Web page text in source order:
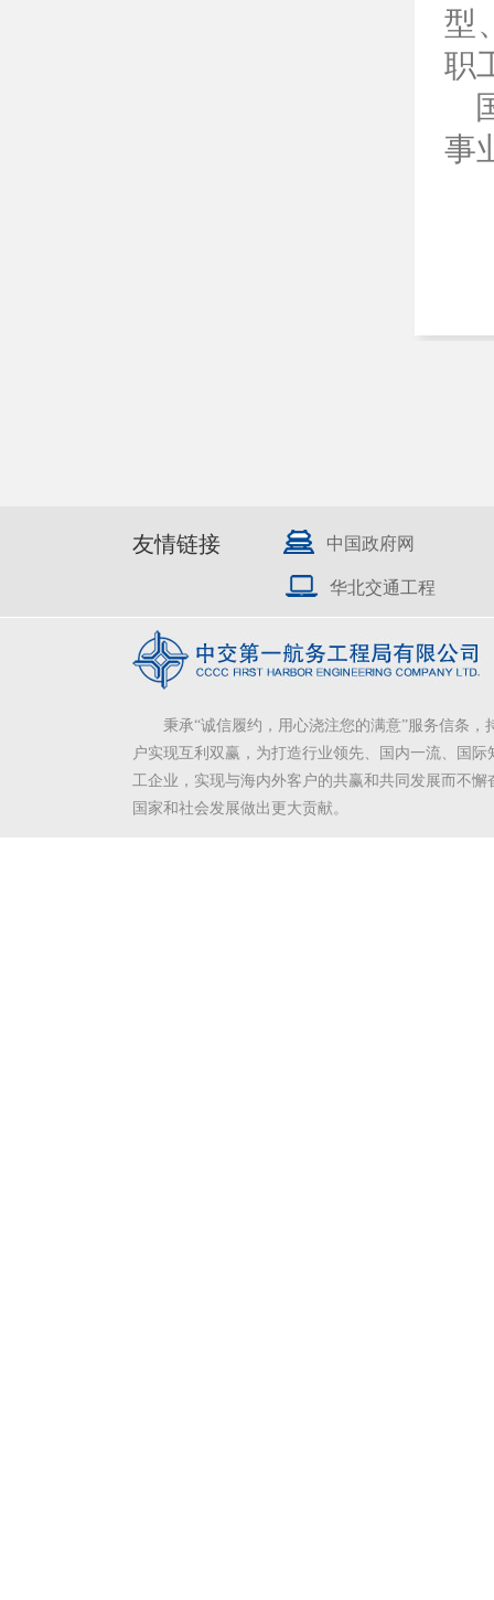
型
职
事
友情链接 中国政府网
华北交通工程
秉承“诚信履约，用心浇注您的满意”服务信条，
户实现互利双赢，为打造行业领先、国内一流、国际
工企业，实现与海内外客户的共赢和共同发展而不懈
国家和社会发展做出更大贡献。